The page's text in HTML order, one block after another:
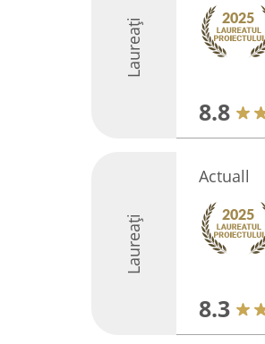
Laureați
8.8
Laureați
Actuall
8.3